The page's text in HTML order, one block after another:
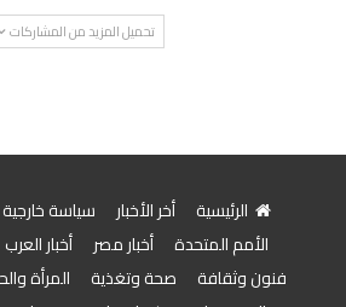
تحميل المزيد من المشاركات
الرئيسية أخر الأخبار سياسة خارجية
الأمم المتحدة
أخبار مصر أخبار العرب
فنون وثقافة
صحة وتغذية المرأة